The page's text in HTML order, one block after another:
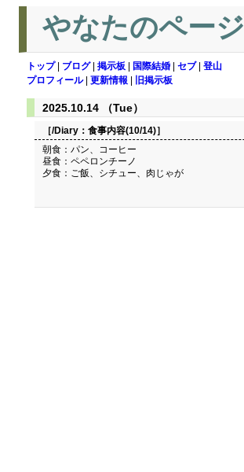
やなたのページ
トップ| ブログ| 掲示板 国際結婚 セブ| 登山
プロフィール| 更新情報 旧掲示板
2025.10.14 （Tue）
［/Diary： 食事内容(10/14)］
朝食：パン、コーヒー
昼食：ペペロンチーノ
夕食：ご飯、シチュー、肉じゃが